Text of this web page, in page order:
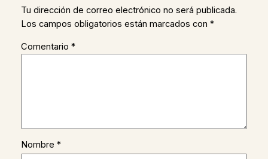
Tu dirección de correo electrónico no será publicada.
Los campos obligatorios están marcados con *
Comentario *
Nombre *